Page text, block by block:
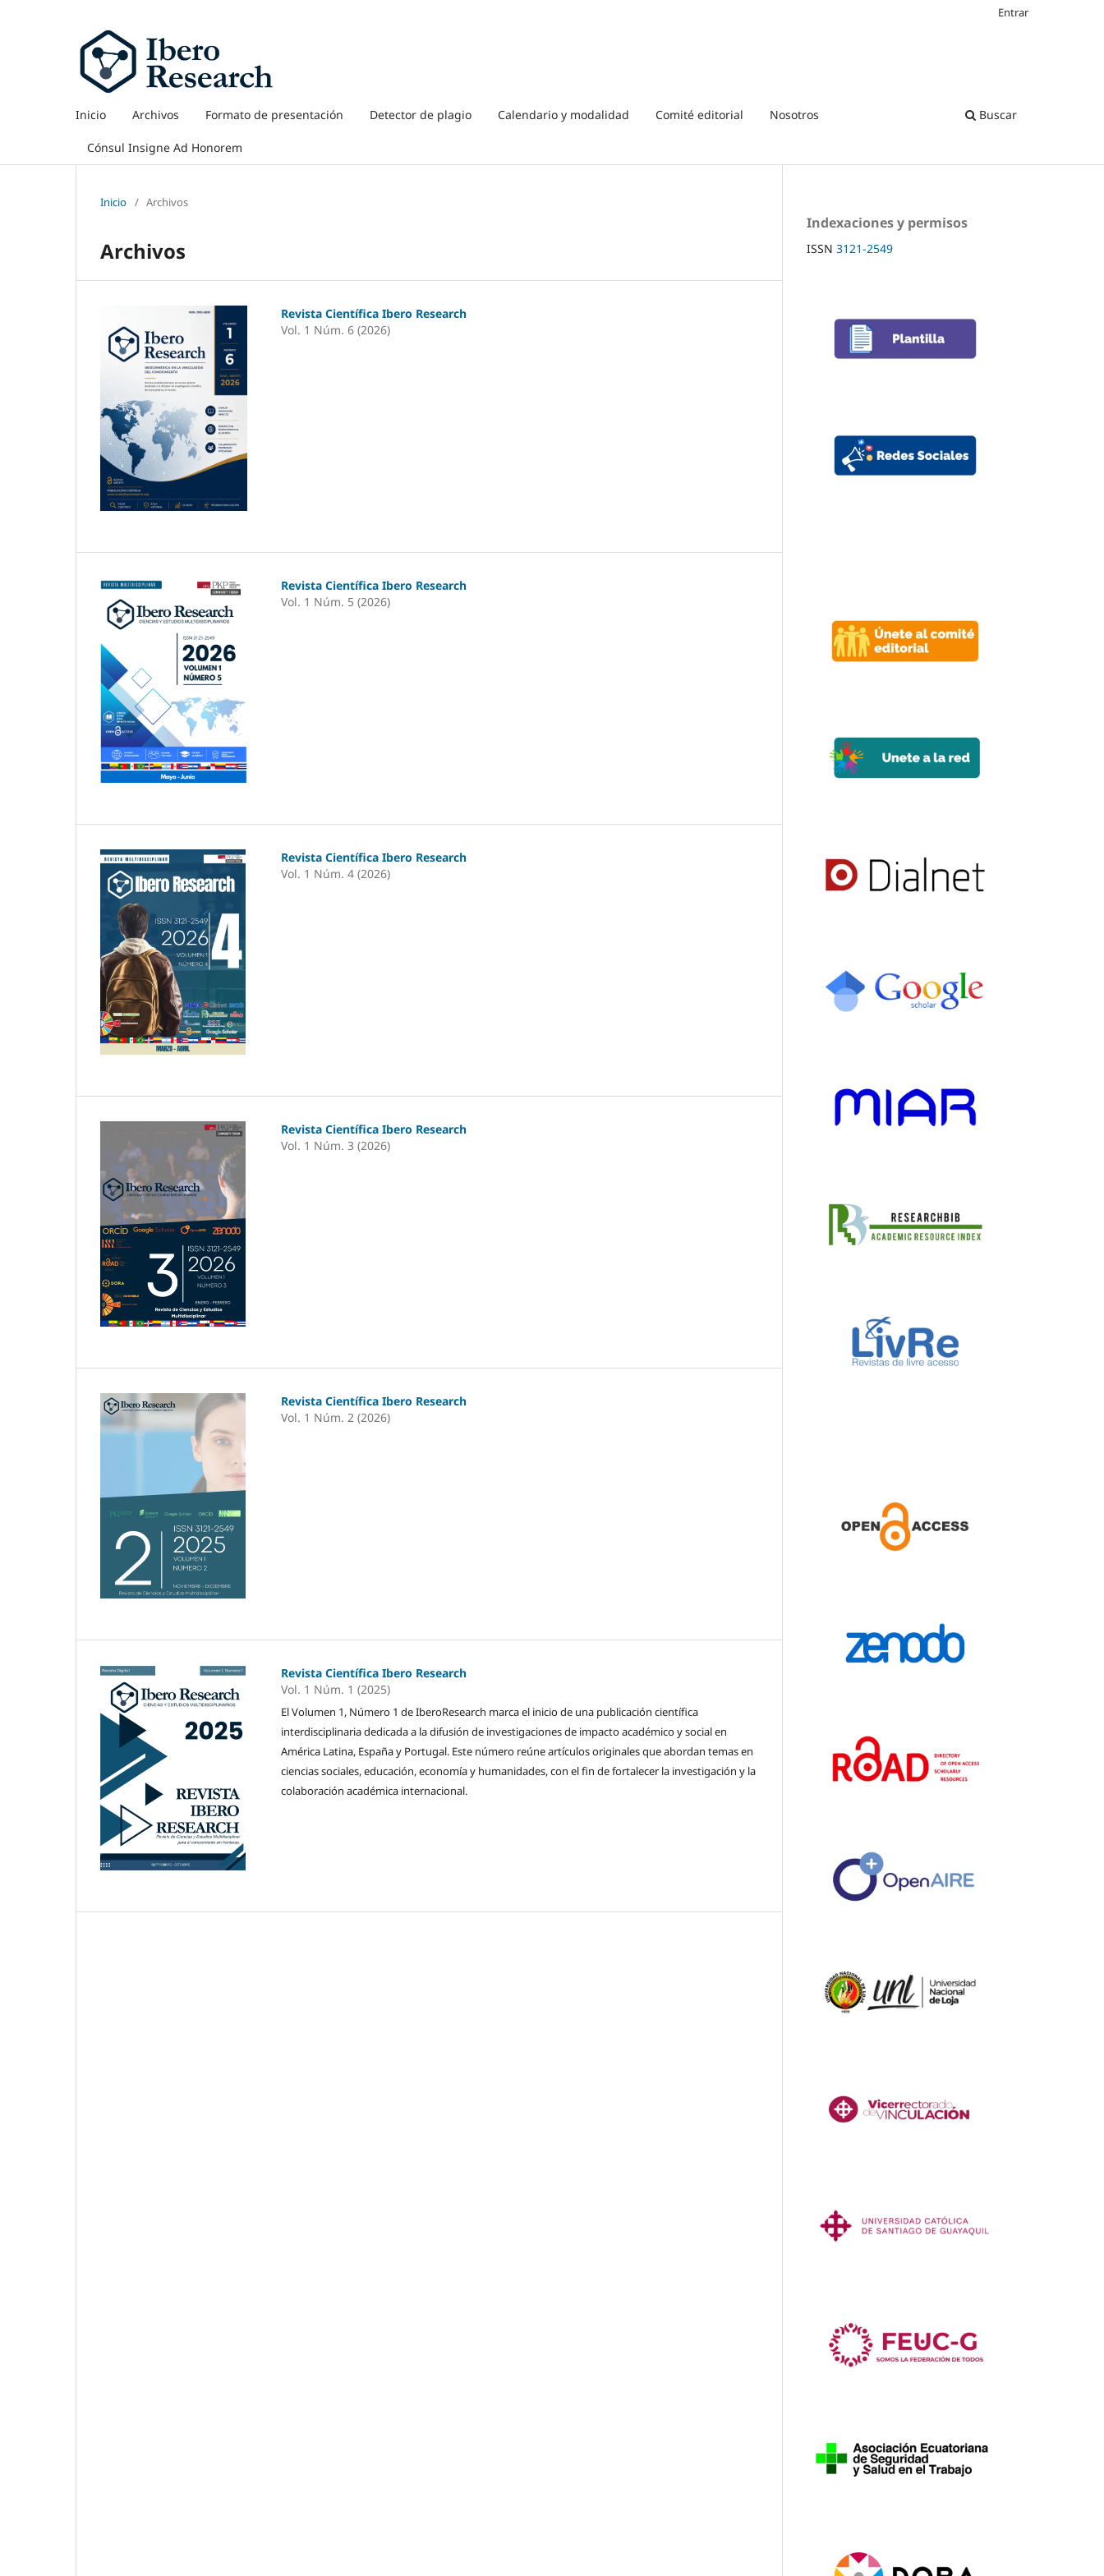
Inicio Archivos Formato de presentación Detector de plagio Calendario y modalidad Comité editorial Nosotros
Cónsul Insigne Ad Honorem
Buscar
Entrar
Inicio / Archivos
Archivos
Revista Científica Ibero Research
Vol. 1 Núm. 6 (2026)
Revista Científica Ibero Research
Vol. 1 Núm. 5 (2026)
Revista Científica Ibero Research
Vol. 1 Núm. 4 (2026)
Revista Científica Ibero Research
Vol. 1 Núm. 3 (2026)
Revista Científica Ibero Research
Vol. 1 Núm. 2 (2026)
Revista Científica Ibero Research
Vol. 1 Núm. 1 (2025)
El Volumen 1, Número 1 de IberoResearch marca el inicio de una publicación científica
interdisciplinaria dedicada a la difusión de investigaciones de impacto académico y social en
América Latina, España y Portugal. Este número reúne artículos originales que abordan temas en
ciencias sociales, educación, economía y humanidades, con el fin de fortalecer la investigación y la
colaboración académica internacional.
Indexaciones y permisos
ISSN 3121-2549